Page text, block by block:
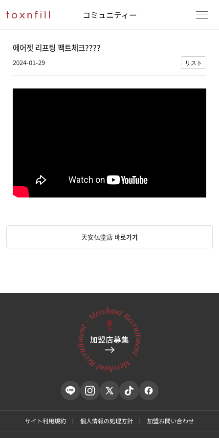
コミュニティー
에어젯 리프팅 팩트체크????
2024-01-29 リスト
天安仏堂店 바로가기
加盟店募集
サイト利用規約 個人情報の処理方針 加盟お問い合わせ